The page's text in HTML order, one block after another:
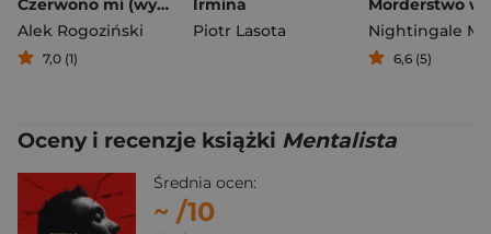
Czerwono mi (wydanie rozszerzone)
Alek Rogoziński
7,0 (1)
Irmina
Piotr Lasota
Nightingale
6,6 (5)
Oceny i recenzje książki Mentalista
Średnia ocen:
~ /10